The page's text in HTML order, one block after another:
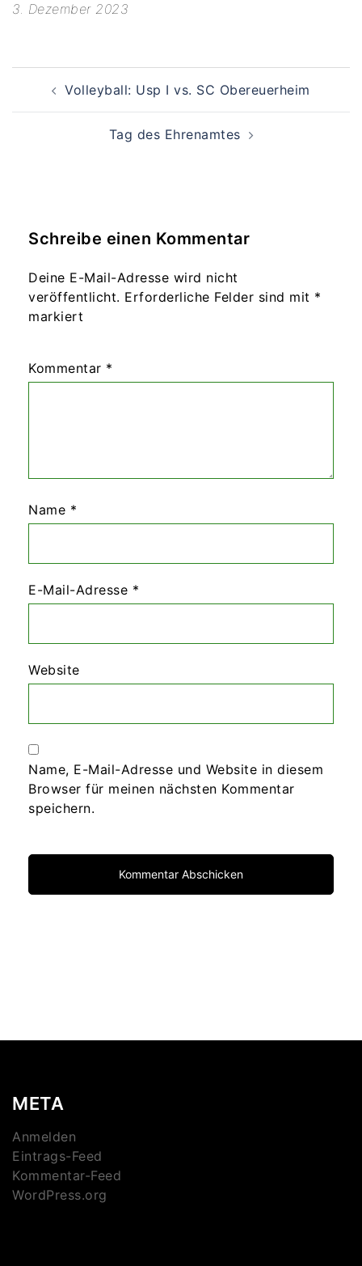
3. Dezember 2023
Volleyball: Usp I vs. SC Obereuerheim
Tag des Ehrenamtes
Schreibe einen Kommentar
Deine E-Mail-Adresse wird nicht
veröffentlicht. Erforderliche Felder sind mit *
markiert
Kommentar *
Name *
E-Mail-Adresse *
Website
Name, E-Mail-Adresse und Website in diesem
Browser für meinen nächsten Kommentar
speichern.
META
Anmelden
Eintrags-Feed
Kommentar-Feed
WordPress.org